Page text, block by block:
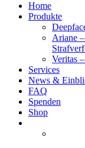
Home
Produkte
Ariane
Veritas
Services
News &
FAQ
Spenden
Shop